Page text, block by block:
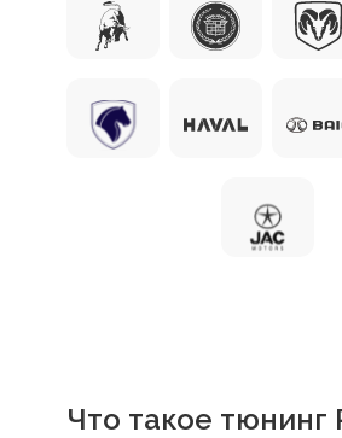
Что такое тюнинг